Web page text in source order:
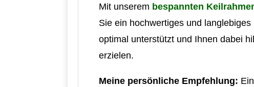
Mit unserem bespannten
Sie ein hochwertiges und
optimal unterstützt und Ihnen dabei
erzielen.
Meine persönliche Empfehlung: